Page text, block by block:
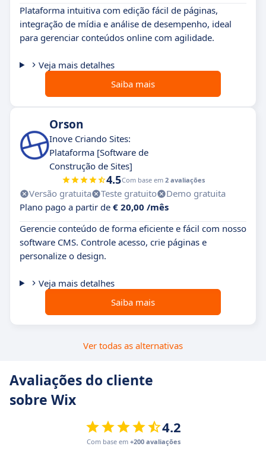
Plataforma intuitiva com edição fácil de páginas,
integração de mídia e análise de desempenho, ideal
para gerenciar conteúdos online com agilidade.
Veja mais detalhes
Saiba mais
Orson
Inove Criando Sites:
Plataforma [Software de
Construção de Sites]
4.5Com base em 2 avaliações
Versão gratuita Teste gratuito
Demo gratuita
Plano pago a partir de € 20,00 /mês
Gerencie conteúdo de forma eficiente e fácil com nosso
software CMS. Controle acesso, crie páginas e
personalize o design.
Veja mais detalhes
Saiba mais
Ver todas as alternativas
Avaliações do cliente
sobre Wix
4.2
Com base em +200 avaliações